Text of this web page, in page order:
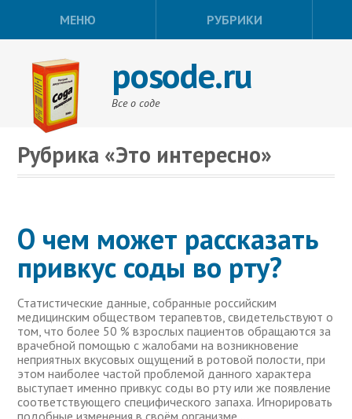
МЕНЮ РУБРИКИ
posode.ru
Все о соде
Рубрика «Это интересно»
О чем может рассказать
привкус соды во рту?
Статистические данные, собранные российским
медицинским обществом терапевтов, свидетельствуют о
том, что более 50 % взрослых пациентов обращаются за
врачебной помощью с жалобами на возникновение
неприятных вкусовых ощущений в ротовой полости, при
этом наиболее частой проблемой данного характера
выступает именно привкус соды во рту или же появление
соответствующего специфического запаха. Игнорировать
подобные изменения в своём организме …